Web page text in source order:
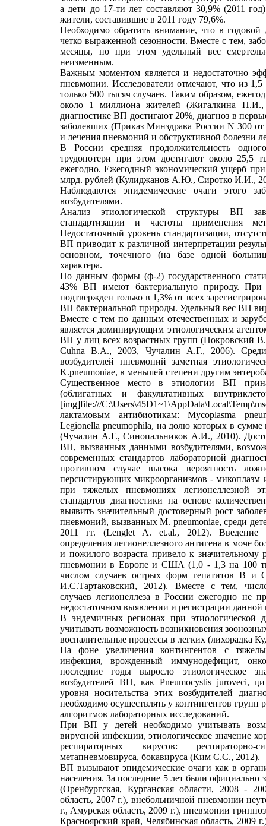
а дети до 17-ти лет составляют 30,9% (2011
жители, составившие в 2011 году 79,6%.
Необходимо обратить внимание, что в
четко выраженной сезонности. Вместе с тем,
месяцы, но при этом удельный вес
неизменным.
Важным моментом является и недостаточно
пневмонии. Исследователи отмечают, что из
только 500 тысяч случаев. Таким образом,
около 1 миллиона жителей (Жигалкина
диагностике ВП достигают 20%, диагноз в
заболевших (Приказ Минздрава России N 300
и лечения пневмоний и обструктивной болезни
В России средняя продолжительность
трудопотери при этом достигают около 25,5
ежегодно. Ежегодный экономический ущерб
млрд. рублей (Кулиджанов А.Ю., Сиротко И.И.,
Наблюдаются эпидемические очаги этого
возбудителями.
Анализ этиологической структуры ВП
стандартизации и частоты применения
Недостаточный уровень стандартизации,
ВП приводит к различной интерпретации
основном, точечного (на базе одной
характера.
По данным формы (ф-2) государственного
43% ВП имеют бактериальную природу. При
подтвержден только в 1,3% от всех
ВП бактериальной природы. Удельный вес ВП
Вместе с тем по данным отечественных и
является доминирующим этиологическим
ВП у лиц всех возрастных групп (Покровский
Cuhna B.A., 2003, Чучалин А.Г., 2006).
возбудителей пневмоний заметная
K.pneumoniae, в меньшей степени другим
Существенное место в этиологии ВП
(облигатных и факультативных
[img]file:///
лактамовым антибиотикам: Mycoplasma
Legionella pneumophila, на долю которых в
(Чучалин А.Г., Синопальников А.И., 2010).
ВП, вызванных данными возбудителями,
современных стандартов лабораторной
противном случае высока вероятность
персистирующих микроорганизмов -
при тяжелых пневмониях легионеллезной
стандартов диагностики на основе
выявить значительный достоверный рост
пневмоний, вызванных M. pneumoniae, среди
2011 гг. (Lenglet A. et.al., 2012). Введение
определения легионеллезного антигена в моче
и пожилого возраста привело к значительному
пневмонии в Европе и США (1,0 - 1,3 на 100
числом случаев острых форм гепатитов B и
И.С.Тартаковский, 2012). Вместе с тем,
случаев легионеллеза в России ежегодно не
недостаточном выявлении и регистрации данной
В эндемичных регионах при этиологической
учитывать возможность возникновения
воспалительные процессы в легких (лихорадка
На фоне увеличения контингентов с
инфекция, врожденный иммунодефицит,
последние годы выросло этиологическое
возбудителей ВП, как Pneumocystis juroveci,
уровня носительства этих возбудителей
необходимо осуществлять у контингентов групп
алгоритмов лабораторных исследований.
При ВП у детей необходимо учитывать
вирусной инфекции, этиологическое значение
респираторных вирусов:
метапневмовируса, бокавируса (Ким С.С., 2012).
ВП вызывают эпидемические очаги как в
населения. За последние 5 лет были официально
(Оренбургская, Курганская области, 2008 -
область, 2007 г.), внебольничной пневмонии
г., Амурская область, 2009 г.), пневмонии
Красноярский край, Челябинская область, 2009